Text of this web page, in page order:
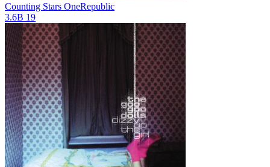
Counting Stars OneRepublic
3.6B 19